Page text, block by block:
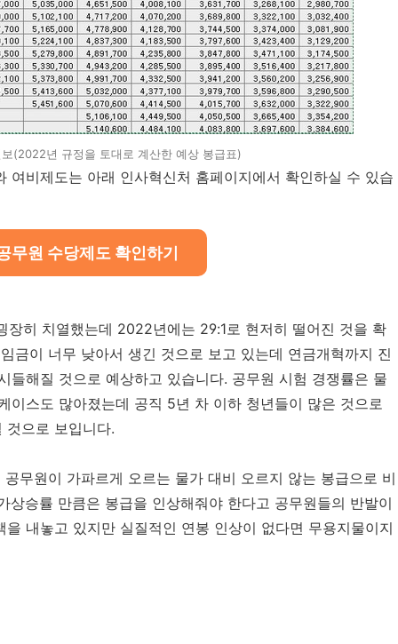
(2022년 규정을 토대로 계산한 예상 봉급표)
여비제도는 아래 인사혁신처 홈페이지에서 확인하실 수 있습
무원 수당제도 확인하기
장히 치열했는데 2022년에는 29:1로 현저히 떨어진 것을 확
금이 너무 낮아서 생긴 것으로 보고 있는데 연금개혁까지 진
들해질 것으로 예상하고 있습니다. 공무원 시험 경쟁률은 물
이스도 많아졌는데 공직 5년 차 이하 청년들이 많은 것으로
것으로 보입니다.
무원이 가파르게 오르는 물가 대비 오르지 않는 봉급으로 비
상승률 만큼은 봉급을 인상해줘야 한다고 공무원들의 반발이
내놓고 있지만 실질적인 연봉 인상이 없다면 무용지물이지